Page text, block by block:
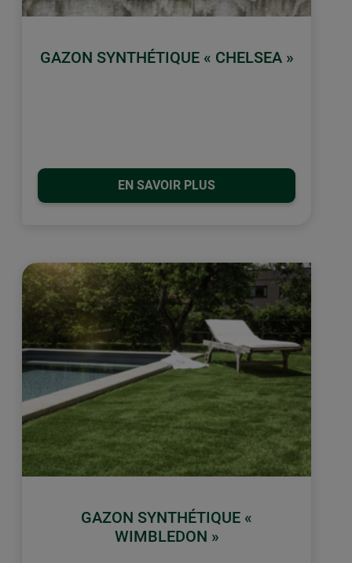
GAZON SYNTHÉTIQUE « CHELSEA »
EN SAVOIR PLUS
GAZON SYNTHÉTIQUE «
WIMBLEDON »